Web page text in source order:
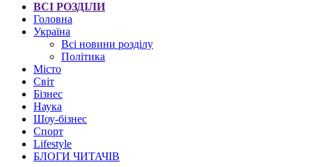
ВСІ РОЗДІЛИ
Головна
Україна
Всі новини розділу
Політика
Місто
Світ
Бізнес
Наука
Шоу-бізнес
Спорт
Lifestyle
БЛОГИ ЧИТАЧІВ